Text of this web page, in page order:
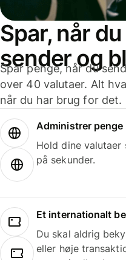
Spar, når
sender og
Spar penge, når du
over 40 valutaer. Alt
når du har brug for det.
Administrer
Hold dine valutaer
på sekunder.
Et internationalt
Du skal aldrig
eller høje